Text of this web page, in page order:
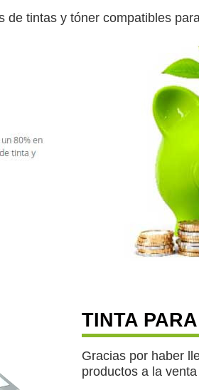
tintas y tóner compatibles
TINTA
Gracias por haber
productos a la